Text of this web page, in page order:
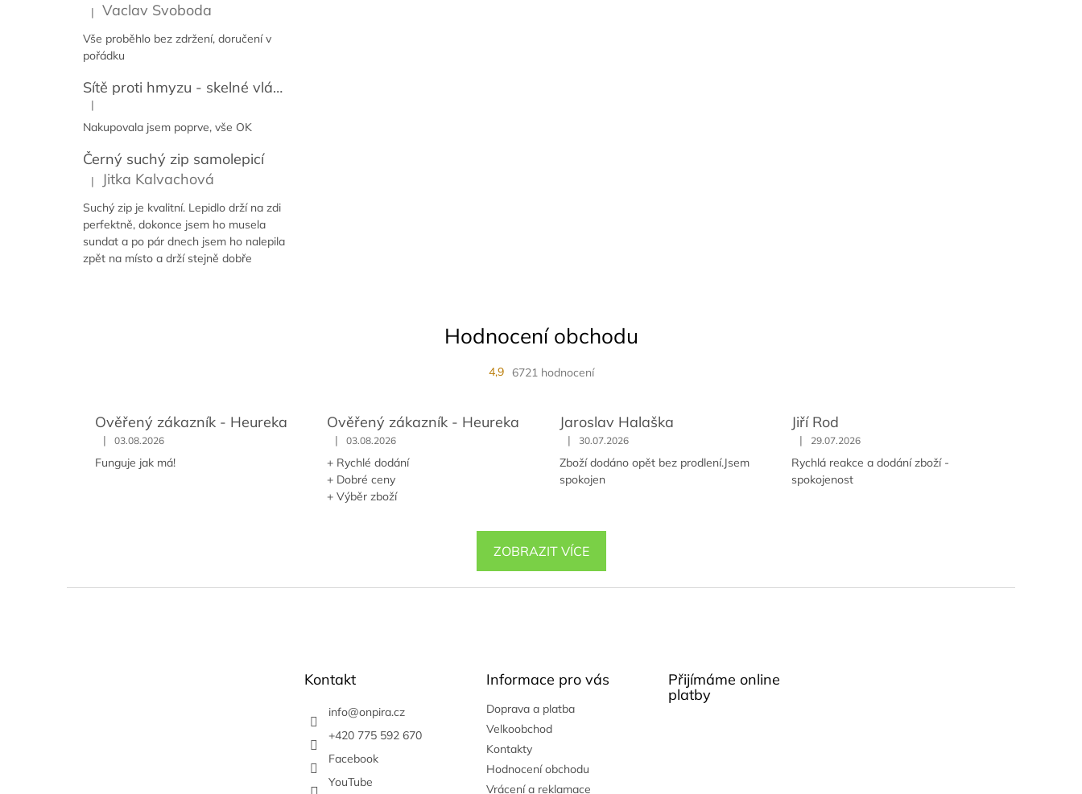
Hodnocení produktu je 5 z 5 hvězdiček.
| Vaclav Svoboda
Vše proběhlo bez zdržení, doručení v
pořádku
Sítě proti hmyzu - skelné vlákno + PVC
Hodnocení produktu je 5 z 5 hvězdiček.
|
Nakupovala jsem poprve, vše OK
Černý suchý zip samolepicí
Hodnocení produktu je 5 z 5 hvězdiček.
| Jitka Kalvachová
Suchý zip je kvalitní. Lepidlo drží na zdi
perfektně, dokonce jsem ho musela
sundat a po pár dnech jsem ho nalepila
zpět na místo a drží stejně dobře
Hodnocení obchodu
4,9 6721 hodnocení
Ověřený zákazník - Heureka
| 03.08.2026
Funguje jak má!
Ověřený zákazník - Heureka
| 03.08.2026
+ Rychlé dodání
+ Dobré ceny
+ Výběr zboží
Jaroslav Halaška
| 30.07.2026
Zboží dodáno opět bez prodlení.Jsem
spokojen
Jiří Rod
| 29.07.2026
Rychlá reakce a dodání zboží -
spokojenost
ZOBRAZIT VÍCE
Kontakt
info@onpira.cz
+420 775 592 670
Facebook
YouTube
Informace pro vás
Doprava a platba
Velkoobchod
Kontakty
Hodnocení obchodu
Vrácení a reklamace
Přijímáme online
platby